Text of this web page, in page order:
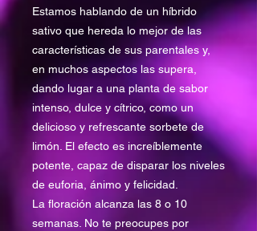
Estamos hablando de un híbrido
sativo que hereda lo mejor de las
características de sus parentales y,
en muchos aspectos las supera,
dando lugar a una planta de sabor
intenso, dulce y cítrico, como un
delicioso y refrescante sorbete de
limón. El efecto es increíblemente
potente, capaz de disparar los niveles
de euforia, ánimo y felicidad.
La floración alcanza las 8 o 10
semanas. No te preocupes por